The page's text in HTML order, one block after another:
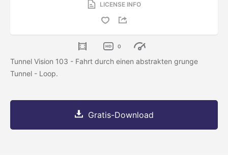
LICENSE INFO
0
Tunnel Vision 103 - Fahrt durch einen abstrakten grunge
Tunnel - Loop.
Gratis-Download